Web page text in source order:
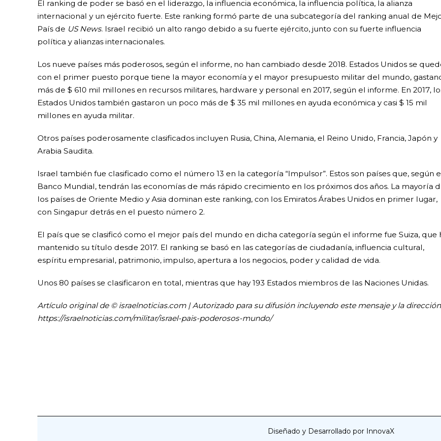
El ranking de poder se basó en el liderazgo, la influencia económica, la influencia política, la alianza
internacional y un ejército fuerte. Este ranking formó parte de una subcategoría del ranking anual de
País de US News. Israel recibió un alto rango debido a su fuerte ejército, junto con su fuerte influencia
política y alianzas internacionales.
Los nueve países más poderosos, según el informe, no han cambiado desde 2018. Estados Unidos se
con el primer puesto porque tiene la mayor economía y el mayor presupuesto militar del mundo,
más de $ 610 mil millones en recursos militares, hardware y personal en 2017, según el informe. En 2017,
Estados Unidos también gastaron un poco más de $ 35 mil millones en ayuda económica y casi $ 15 mil
millones en ayuda militar.
Otros países poderosamente clasificados incluyen Rusia, China, Alemania, el Reino Unido, Francia, Japón y
Arabia Saudita.
Israel también fue clasificado como el número 13 en la categoría “Impulsor”. Estos son países que, según
Banco Mundial, tendrán las economías de más rápido crecimiento en los próximos dos años. La mayoría
los países de Oriente Medio y Asia dominan este ranking, con los Emiratos Árabes Unidos en primer lugar,
con Singapur detrás en el puesto número 2.
El país que se clasificó como el mejor país del mundo en dicha categoría según el informe fue Suiza, que
mantenido su título desde 2017. El ranking se basó en las categorías de ciudadanía, influencia cultural,
espíritu empresarial, patrimonio, impulso, apertura a los negocios, poder y calidad de vida.
Unos 80 países se clasificaron en total, mientras que hay 193 Estados miembros de las Naciones Unidas.
Artículo original de © israelnoticias.com | Autorizado para su difusión incluyendo este mensaje y la
https://israelnoticias.com/militar/israel-pais-poderosos-mundo/
Diseñado y Desarrollado por InnovaX